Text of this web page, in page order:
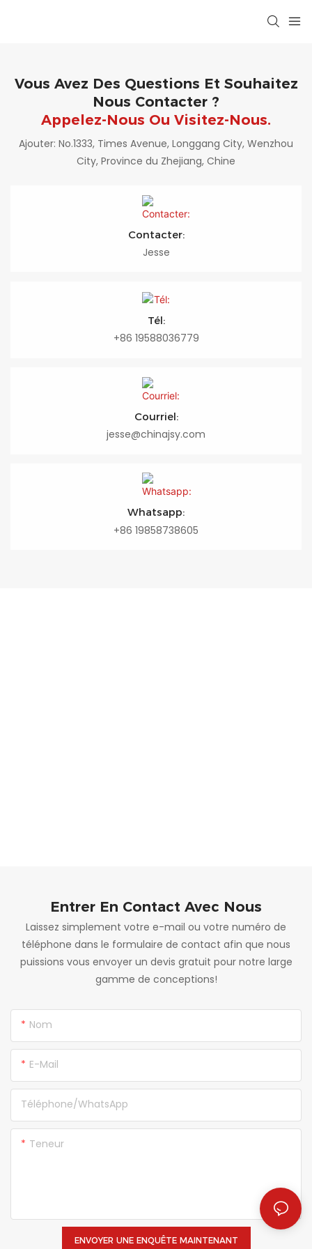
Vous Avez Des Questions Et Souhaitez
Nous Contacter ?
Appelez-Nous Ou Visitez-Nous.
Ajouter: No.1333, Times Avenue, Longgang City, Wenzhou
City, Province du Zhejiang, Chine
Contacter:
Jesse
Tél:
+86 19588036779
Courriel:
jesse@chinajsy.com
Whatsapp:
+86 19858738605
Entrer En Contact Avec Nous
Laissez simplement votre e-mail ou votre numéro de
téléphone dans le formulaire de contact afin que nous
puissions vous envoyer un devis gratuit pour notre large
gamme de conceptions!
Nom
E-Mail
Téléphone/WhatsApp
Teneur
ENVOYER UNE ENQUÊTE MAINTENANT